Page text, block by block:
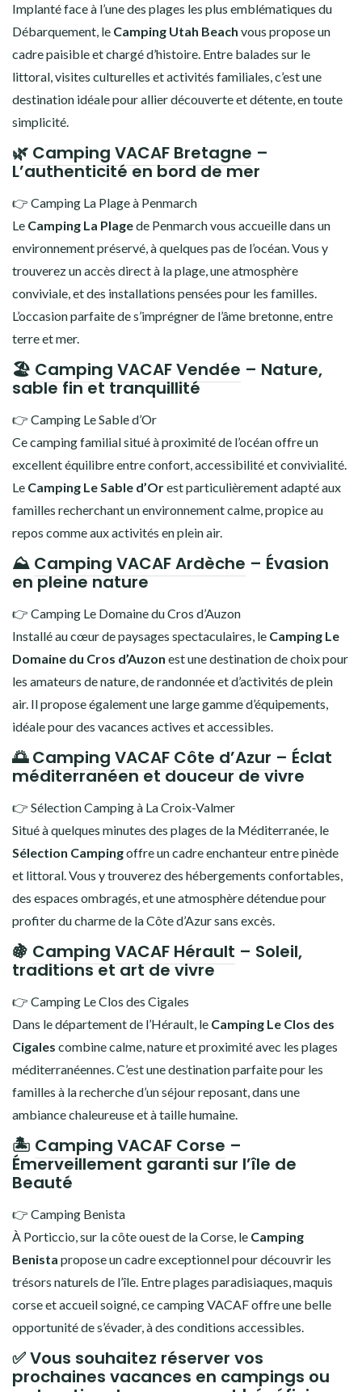
Implanté face à l’une des plages les plus emblématiques du
Débarquement, le Camping Utah Beach vous propose un
cadre paisible et chargé d’histoire. Entre balades sur le
littoral, visites culturelles et activités familiales, c’est une
destination idéale pour allier découverte et détente, en toute
simplicité.
🌿 Camping VACAF Bretagne –
L’authenticité en bord de mer
👉 Camping La Plage à Penmarch
Le Camping La Plagede Penmarch vous accueille dans un
environnement préservé, à quelques pas de l’océan. Vous y
trouverez un accès direct à la plage, une atmosphère
conviviale, et des installations pensées pour les familles.
L’occasion parfaite de s’imprégner de l’âme bretonne, entre
terre et mer.
🏖️ Camping VACAF Vendée – Nature,
sable fin et tranquillité
👉 Camping Le Sable d’Or
Ce camping familial situé à proximité de l’océan offre un
excellent équilibre entre confort, accessibilité et convivialité.
Le Camping Le Sable d’Orest particulièrement adapté aux
familles recherchant un environnement calme, propice au
repos comme aux activités en plein air.
⛰️ Camping VACAF Ardèche – Évasion
en pleine nature
👉 Camping Le Domaine du Cros d’Auzon
Installé au cœur de paysages spectaculaires, le Camping Le
Domaine du Cros d’Auzon est une destination de choix pour
les amateurs de nature, de randonnée et d’activités de plein
air. Il propose également une large gamme d’équipements,
idéale pour des vacances actives et accessibles.
🌅Camping VACAF Côte d’Azur – Éclat
méditerranéen et douceur de vivre
👉 Sélection Camping à La Croix-Valmer
Situé à quelques minutes des plages de la Méditerranée, le
Sélection Campingoffre un cadre enchanteur entre pinède
et littoral. Vous y trouverez des hébergements confortables,
des espaces ombragés, et une atmosphère détendue pour
profiter du charme de la Côte d’Azur sans excès.
🍇 Camping VACAF Hérault – Soleil,
traditions et art de vivre
👉 Camping Le Clos des Cigales
Dans le département de l’Hérault, le Camping Le Clos des
Cigales combine calme, nature et proximité avec les plages
méditerranéennes. C’est une destination parfaite pour les
familles à la recherche d’un séjour reposant, dans une
ambiance chaleureuse et à taille humaine.
🏝️ Camping VACAF Corse –
Émerveillement garanti sur l’île de
Beauté
👉 Camping Benista
À Porticcio, sur la côte ouest de la Corse, le Camping
Benista propose un cadre exceptionnel pour découvrir les
trésors naturels de l’île. Entre plages paradisiaques, maquis
corse et accueil soigné, ce camping VACAF offre une belle
opportunité de s’évader, à des conditions accessibles.
✅ Vous souhaitez réserver vos
prochaines vacances en campings ou